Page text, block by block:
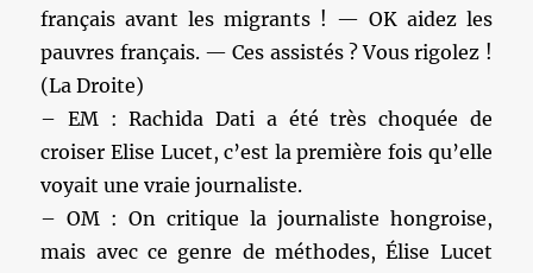
français avant les migrants ! — OK aidez les
pauvres français. — Ces assistés ? Vous rigolez !
(La Droite)
– EM : Rachida Dati a été très choquée de
croiser Elise Lucet, c’est la première fois qu’elle
voyait une vraie journaliste.
– OM : On critique la journaliste hongroise,
mais avec ce genre de méthodes, Élise Lucet